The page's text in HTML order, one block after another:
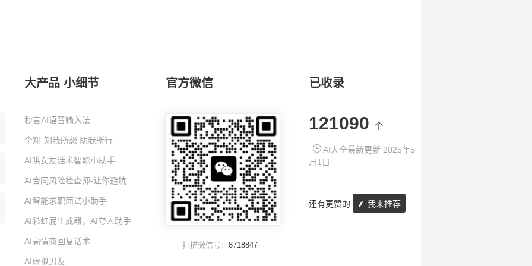
大产品 小细节
秒言AI语音输入法
个知-知我所想 助我所行
AI哄女友话术智能小助手
AI智能求职面试小助手
AI彩虹屁生成器，AI夸人助手
AI高情商回复话术
AI虚拟男友
官方微信
扫描微信号： 8718847
已收录
121090 个
AI大全最新更新 2025年5
月1日
还有更赞的 我来推荐